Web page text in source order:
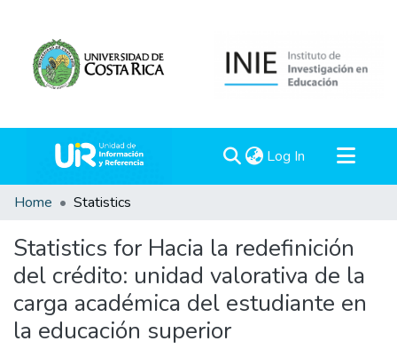
Log In (current)
Communities & Collections
Home Statistics
Statistics for Hacia la redefinición
del crédito: unidad valorativa de la
carga académica del estudiante en
la educación superior